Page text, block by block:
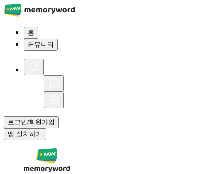
홈
커뮤니티
로그인/회원가입
앱 설치하기